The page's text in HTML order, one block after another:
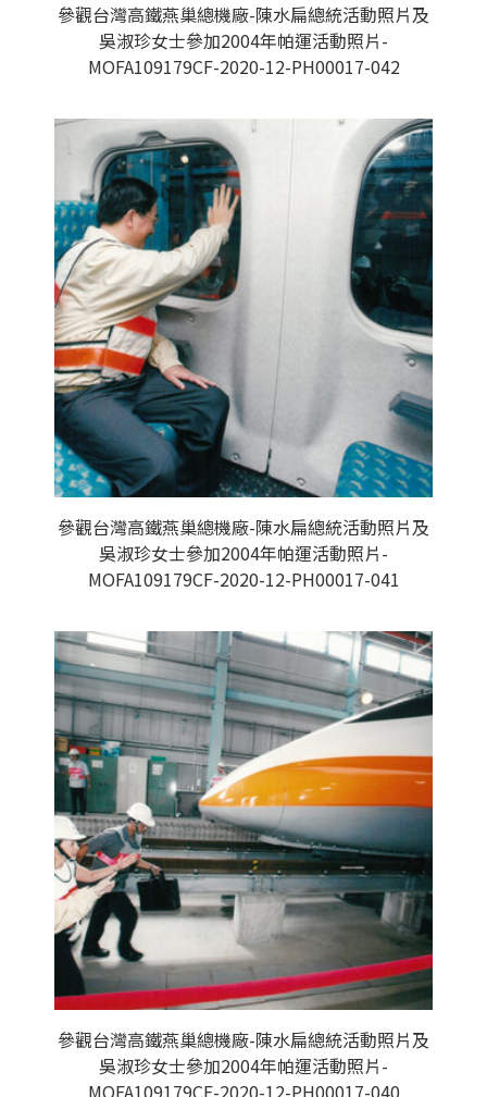
參觀台灣高鐵燕巢總機廠-陳水扁總統活動照片及
吳淑珍女士參加2004年帕運活動照片-
MOFA109179CF-2020-12-PH00017-042
參觀台灣高鐵燕巢總機廠-陳水扁總統活動照片及
吳淑珍女士參加2004年帕運活動照片-
MOFA109179CF-2020-12-PH00017-041
參觀台灣高鐵燕巢總機廠-陳水扁總統活動照片及
吳淑珍女士參加2004年帕運活動照片-
MOFA109179CF-2020-12-PH00017-040